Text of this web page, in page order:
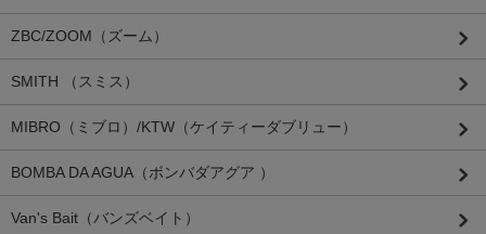
ZBC/ZOOM（ズーム）
SMITH （スミス）
MIBRO（ミブロ）/KTW（ケイティーダブリュー）
BOMBA DA AGUA（ボンバダアグア ）
Van's Bait（バンズベイト）